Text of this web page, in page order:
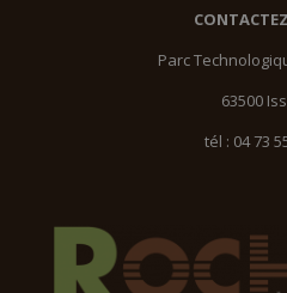
Parc
63500
tél : 04 73